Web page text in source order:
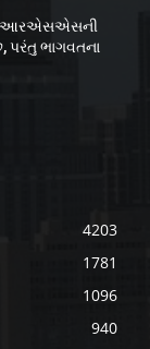
“આરએસએસની
પરંતુ ભાગવતના
4203
1781
1096
940